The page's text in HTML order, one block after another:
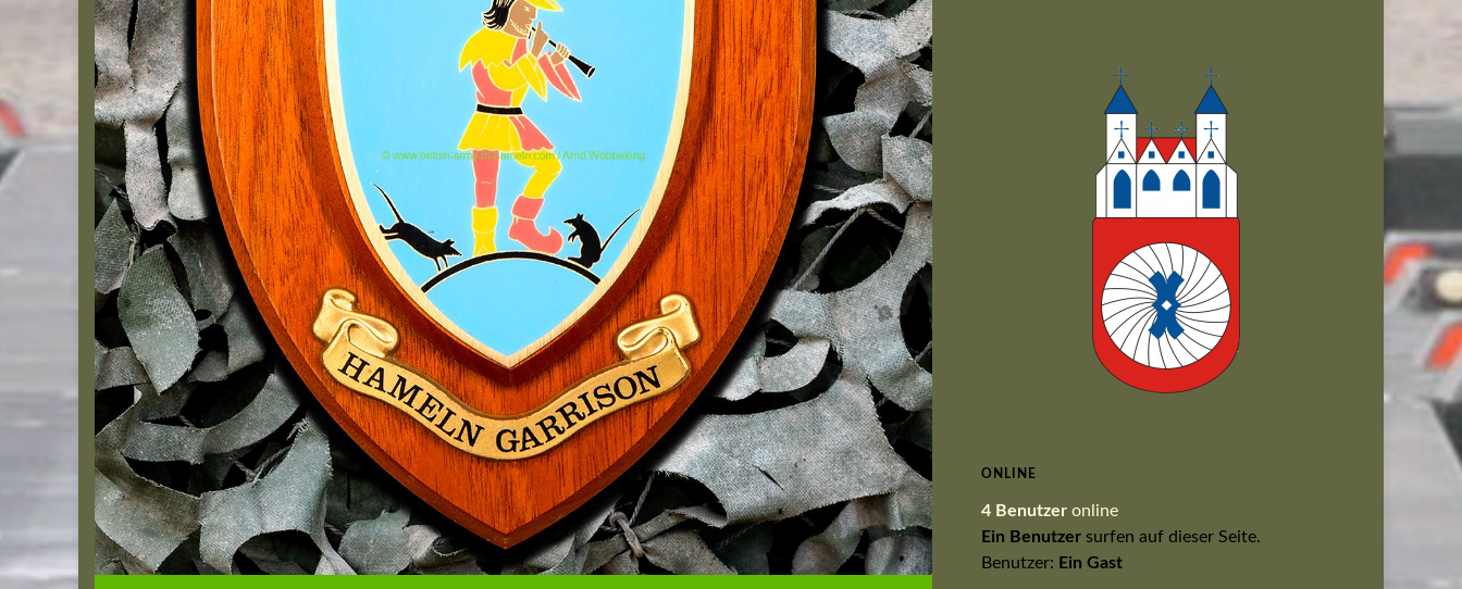
ONLINE
4 Benutzer online
Ein Benutzer surfen auf dieser Seite.
Benutzer: Ein Gast